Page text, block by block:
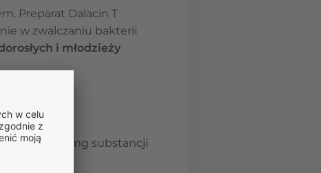
Preparat Dalacin T
w zwalczaniu bakterii
i młodzieży
10 mg substancji